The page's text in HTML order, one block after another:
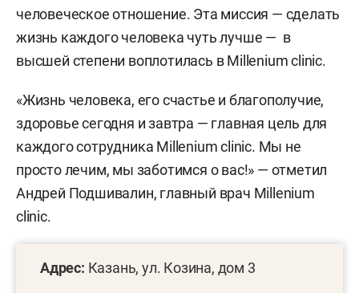
человеческое отношение. Эта миссия — сделать
жизнь каждого человека чуть лучше — в
высшей степени воплотилась в Millenium clinic.
«Жизнь человека, его счастье и благополучие,
здоровье сегодня и завтра — главная цель для
каждого сотрудника Millenium clinic. Мы не
просто лечим, мы заботимся о вас!» — отметил
Андрей Подшивалин, главный врач Millenium
clinic.
Адрес: Казань, ул. Козина, дом 3